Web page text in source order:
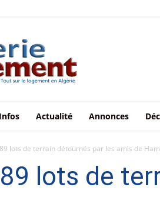
Actualité Annonces
lots de terrain détournés par les amis de
lots de